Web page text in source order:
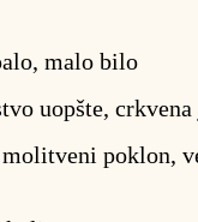
malo bilo
uopšte,
poklon,